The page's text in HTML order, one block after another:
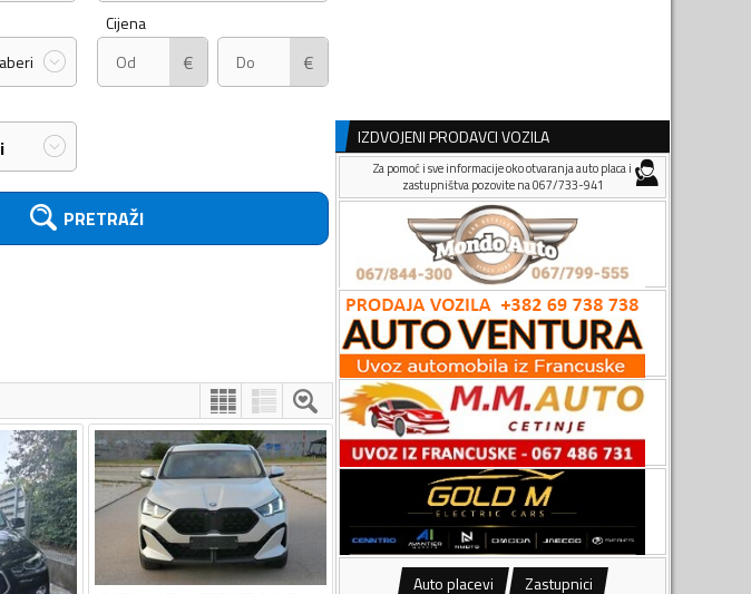
Cijena
€ €
PRETRAŽI
IZDVOJENI PRODAVCI VOZILA
Za pomoć i sve informacije oko otvaranja auto placa i
zastupništva pozovite na 067/733-941
Auto placevi Zastupnici